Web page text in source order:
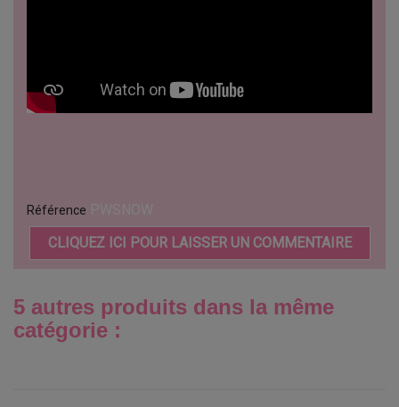
Référence
CLIQUEZ ICI POUR LAISSER UN COMMENTAIRE
5 autres produits dans la même
catégorie :